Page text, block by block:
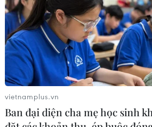
07/08/2026 07:58
Để trái sầu riêng đáp ứng yêu cầu
xuất khẩu bền vững
07/08/2026 07:34
Tây Ninh thúc đẩy bình dân học vụ
vietnamplus.vn
Ban đại diện cha mẹ học sinh